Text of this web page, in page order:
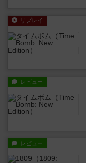
リプレイ
レビュー
レビュー